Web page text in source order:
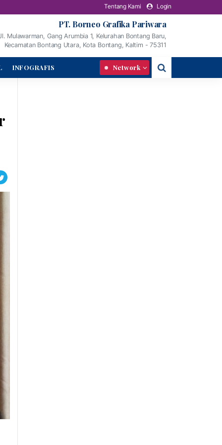
Tentang Kami Login
PT. Borneo Grafika Pariwara
Mulawarman, Gang Arumbia 1, Kelurahan Bontang Baru,
Kecamatan Bontang Utara, Kota Bontang, Kaltim - 75311
INFOGRAFIS Network